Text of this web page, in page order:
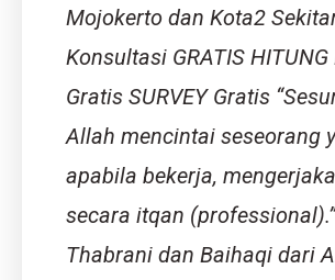
Mojokerto dan Kota2
Konsultasi GRATIS HITUNG
Gratis SURVEY Gratis
Allah mencintai seseorang
apabila bekerja,
secara itqan
Thabrani dan Baihaqi dari